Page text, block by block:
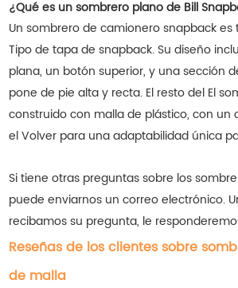
¿Qué es un sombrero plano de Bill
Un sombrero de camionero snapback
Tipo de tapa de snapback. Su diseño
plana, un botón superior, y una sección
pone de pie alta y recta. El resto del El
construido con malla de plástico, con un
el Volver para una adaptabilidad única
Si tiene otras preguntas sobre los
puede enviarnos un correo electrónico.
recibamos su pregunta, le
Reseñas de los clientes sobre
de malla